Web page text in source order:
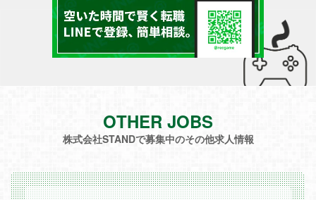
OTHER JOBS
株式会社STANDで募集中のその他求人情報